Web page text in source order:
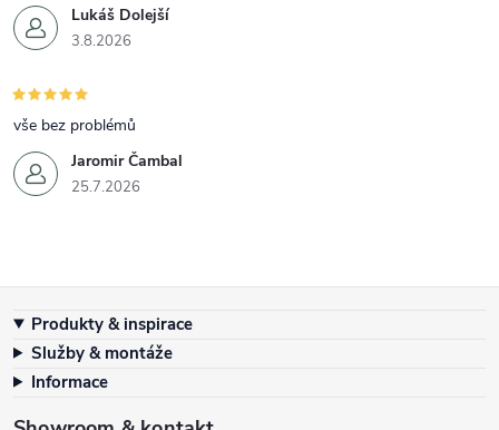
Lukáš Dolejší
3.8.2026
Jaromir Čambal
25.7.2026
vše bez problémů
Produkty & inspirace
Služby & montáže
Informace